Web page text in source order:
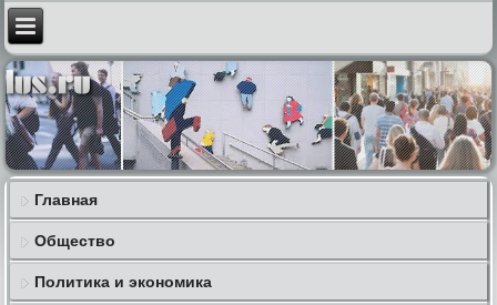
Главная
Общество
Политика и экономика